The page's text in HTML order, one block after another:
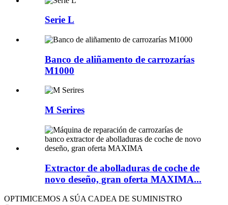
Serie L
Banco de aliñamento de carrozarías
M1000
M Serires
Extractor de abolladuras de coche de
novo deseño, gran oferta MAXIMA...
OPTIMICEMOS A SÚA CADEA DE SUMINISTRO